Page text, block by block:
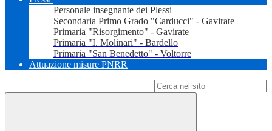
Personale insegnante dei Plessi
Secondaria Primo Grado "Carducci" - Gavirate
Primaria "Risorgimento" - Gavirate
Primaria "I. Molinari" - Bardello
Primaria "San Benedetto" - Voltorre
Attuazione misure PNRR